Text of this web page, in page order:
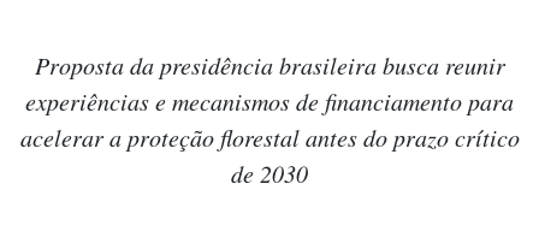
Proposta da presidência brasileira busca reunir
experiências e mecanismos de financiamento para
acelerar a proteção florestal antes do prazo crítico
de 2030